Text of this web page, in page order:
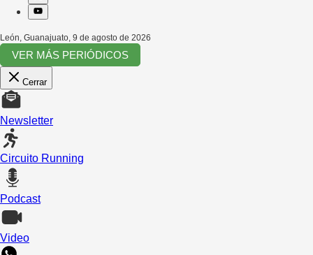
León, Guanajuato, 9 de agosto de 2026
VER MÁS PERIÓDICOS
Cerrar
Newsletter
Circuito Running
Podcast
Video